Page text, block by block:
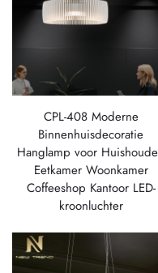
CPL-408 Moderne
Binnenhuisdecoratie
Hanglamp voor
Eetkamer Woonkamer
Coffeeshop Kantoor LED-
kroonluchter